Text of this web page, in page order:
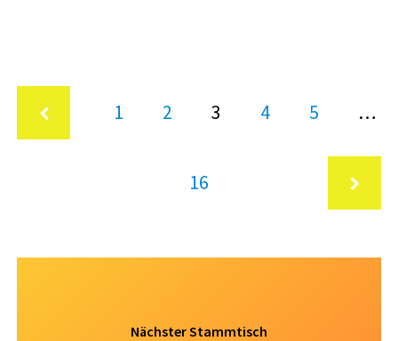
Page
1 Page
2 Page
3 Page
4 Page
5 …
Page
16
Nächster Stammtisch